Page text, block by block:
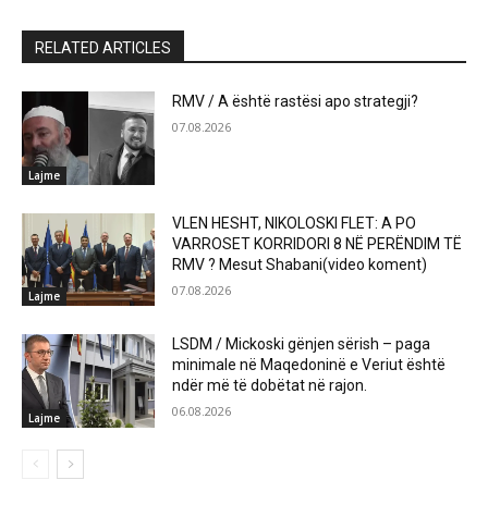
RELATED ARTICLES
Lajme
RMV / A është rastësi apo strategji?
07.08.2026
Lajme
VLEN HESHT, NIKOLOSKI FLET: A PO
VARROSET KORRIDORI 8 NË PERËNDIM TË
RMV ? Mesut Shabani(video koment)
07.08.2026
Lajme
LSDM / Mickoski gënjen sërish – paga
minimale në Maqedoninë e Veriut është
ndër më të dobëtat në rajon.
06.08.2026